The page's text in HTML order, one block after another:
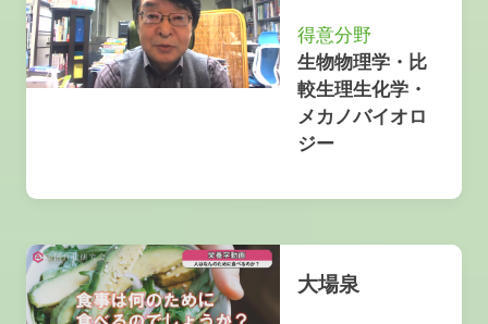
得意分野
生物物理学・比
較生理生化学・
メカノバイオロ
ジー
大場泉